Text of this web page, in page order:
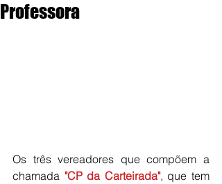
Professora
Os três vereadores que compõem a
chamada "CP da Carteirada", que tem